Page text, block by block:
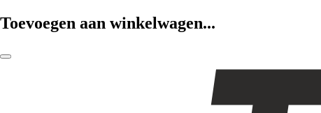
Toevoegen aan winkelwagen...